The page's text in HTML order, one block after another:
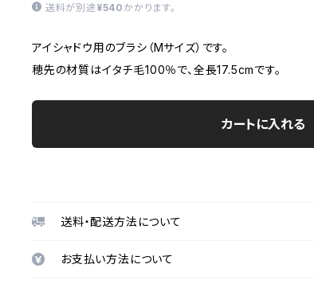
送料が別途 ¥540 かかります。
アイシャドウ用のブラシ（Mサイズ）です。
穂先の材質はイタチ毛100％で、全長17.5cmです。
カートに入れる
送料・配送方法について
お支払い方法について